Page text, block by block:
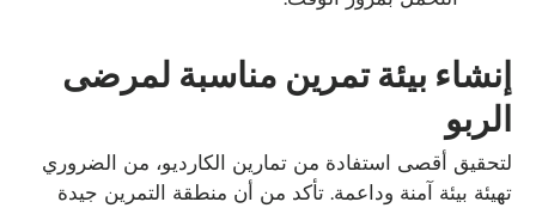
إنشاء بيئة تمرين مناسبة لمرضى
الربو
لتحقيق أقصى استفادة من تمارين الكارديو، من الضروري
تهيئة بيئة آمنة وداعمة. تأكد من أن منطقة التمرين جيدة